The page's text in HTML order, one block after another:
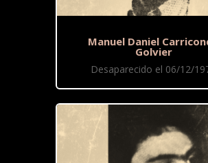
Manuel Daniel
Golvier
Desaparecido el 06/12/